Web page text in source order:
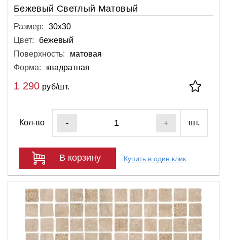
Бежевый Светлый Матовый
Размер:
30х30
Цвет:
бежевый
Поверхность:
матовая
Форма:
квадратная
1 290 руб/шт.
Кол-во - + шт.
В корзину Купить в один клик